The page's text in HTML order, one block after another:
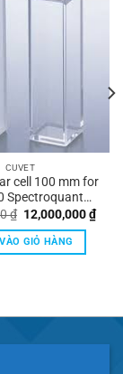
CUVET
cell 100 mm for
Spectroquant®
Merck
₫ Giá
gốc
là:
16,615,000 ₫.
12,000,000₫Giá
hiện
GIỎ HÀNG